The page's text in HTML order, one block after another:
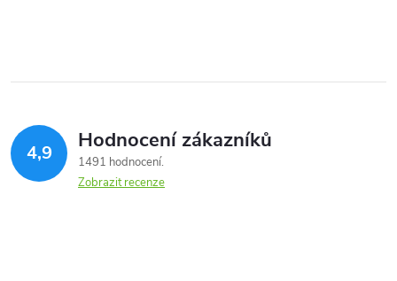
4,9 Hodnocení zákazníků
1491 hodnocení
Zobrazit recenze